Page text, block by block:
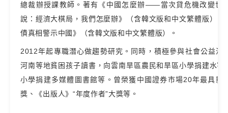
總裁辦授課教師。著有《中國怎麼辦——當次貸危機改變世
說：經濟大棋局，我們怎麼辦》（含韓文版和中文繁體版）、
債真相警示中國》（含韓文版和中文繁體版）。
2012年起專職潛心做趨勢研究。同時，積極參與社會公益活
河南等地貧困孩子讀書，向雲南旱區農民和旱區小學捐建水窖
小學捐建多媒體圖書館等。曾榮獲中國證券市場20年最具影
獎、《出版人》“年度作者”大獎等。